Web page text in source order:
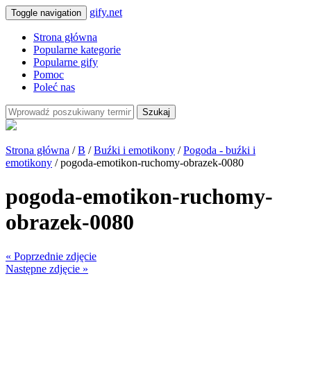
Toggle navigation gify.net
Strona główna
Popularne kategorie
Popularne gify
Pomoc
Poleć nas
Szukaj
Strona główna /B /Buźki i emotikony /Pogoda - buźki i
emotikony / pogoda-emotikon-ruchomy-obrazek-0080
pogoda-emotikon-ruchomy-
obrazek-0080
« Poprzednie zdjęcie
Następne zdjęcie »